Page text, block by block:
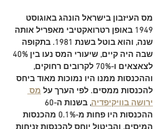
מס העיזבון בישראל הונהג באוגוסט
1949 באופן רטרואקטיבי מאפריל אותה
שנה, והוא בוטל בשנת 1981. בתקופה
שבה היה קיים, שיעורי המס נעו בין
לצאצאים ו-70% לקרובים רחוקים
,
וההכנסות ממנו היו נמוכות מאוד ביחס
להכנסות ממסים. לפי הערך על מס
ירושה בוויקיפדיה
ההכנסות היו פחות מ-0.1% מהכנסות